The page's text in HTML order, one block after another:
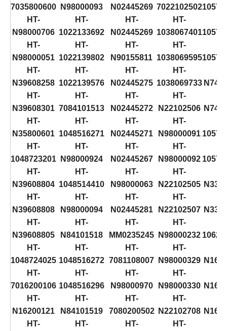
7035800600
N98000093
N02445269 7022102502
HT-
N98000706
HT-
1022133692
HT-
N02445269
HT-
1038067401
HT-
N98000051
HT-
1022139802
HT-
N90155811
HT-
1038069595
HT-
N39608258
HT-
1022139576
HT-
N02445275
HT-
1038069733
HT-
N39608301
HT-
7084101513
HT-
N02445272
HT-
N22102506
HT-
N35800601
HT-
1048516271
HT-
N02445271
HT-
N98000091
HT-
1048723201
HT-
N98000924
HT-
N02445267
HT-
N98000092
HT-
N39608804
HT-
1048514410
HT-
N98000063
HT-
N22102505
HT-
N39608808
HT-
N98000094
HT-
N02445281
HT-
N22102507
HT-
N39608805
HT-
N84101518
HT-
MM0235245
HT-
N98000232
HT-
1048724025
HT-
1048516272
HT-
7081108007
HT-
N98000329
HT-
7016200106
HT-
1048516296
HT-
N98000970
HT-
N98000330
HT-
N16200121
HT-
N84101519
HT-
7080200502
HT-
N22102708
HT-
HT-
HT-
HT-